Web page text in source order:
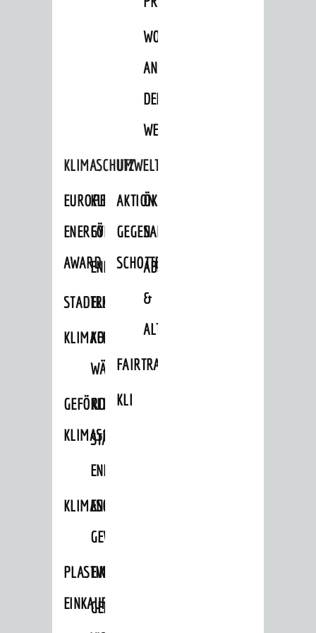
WOHNBEBAUUNG
AN
DER
WEINBERGSTRASSE
KLIMASCHUTZ
EUROPEAN
ENERGY
AWARD
KLIMASCHUTZ-
FÖRDERPROGRAMME
ENERGIEBERATUNG
STADTRADELN
ELEKTROMOBILITÄTSBERATUNG
KLIMAFITKOMMUNALE
WÄRMEPLANUNG
GEFÖRDERTE
KLIMASCHUTZMASSNAHMEN
KLIMASCHUTZKONZEPT
STÄDTISCHES
ENERGIEMANAGEMENT
KLIMASCHUTZKOMMISSION
ENERGIEKARAWANE
GEWERBE
PLASTIKTÜTENFREIE
EINKAUFSSTADT
EVENTS
GEMEINSAME
UMWELTSCHUTZ
AKTION
GEGEN
SCHOTTERGÄRTEN
ÖKOLOGISCHE
SANIERUNG/WAIDSEE
ABFALL
&
ALTLASTEN
FAIRTRADE
KLEIDERTAUSCHBÖRSE